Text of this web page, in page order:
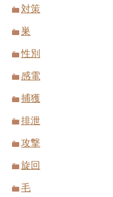
対策
巣
性別
感電
捕獲
排泄
攻撃
旋回
毛